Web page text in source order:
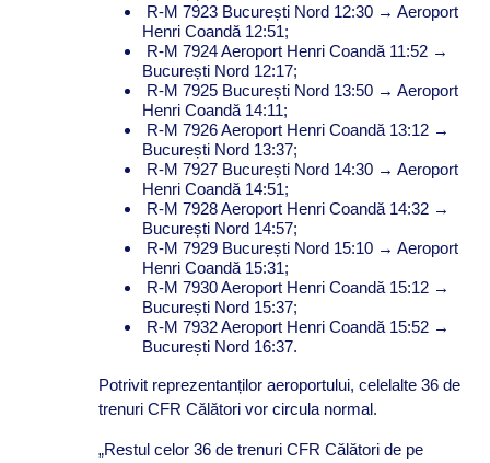
R-M 7923 București Nord 12:30 → Aeroport
Henri Coandă 12:51;
R-M 7924 Aeroport Henri Coandă 11:52 →
București Nord 12:17;
R-M 7925 București Nord 13:50 → Aeroport
Henri Coandă 14:11;
R-M 7926 Aeroport Henri Coandă 13:12 →
București Nord 13:37;
R-M 7927 București Nord 14:30 → Aeroport
Henri Coandă 14:51;
R-M 7928 Aeroport Henri Coandă 14:32 →
București Nord 14:57;
R-M 7929 București Nord 15:10 → Aeroport
Henri Coandă 15:31;
R-M 7930 Aeroport Henri Coandă 15:12 →
București Nord 15:37;
R-M 7932 Aeroport Henri Coandă 15:52 →
București Nord 16:37.
Potrivit reprezentanților aeroportului, celelalte 36 de
trenuri CFR Călători vor circula normal.
„Restul celor 36 de trenuri CFR Călători de pe